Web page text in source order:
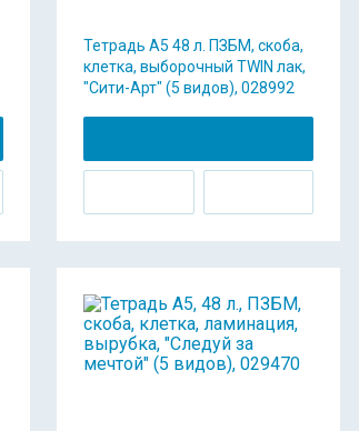
Тетрадь А5 48 л. ПЗБМ, скоба,
клетка, выборочный TWIN лак,
"Сити-Арт" (5 видов), 028992